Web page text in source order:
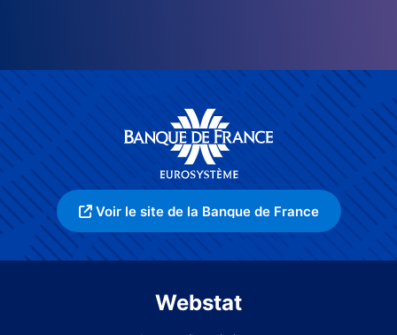
Voir le site de la Banque de France
Webstat